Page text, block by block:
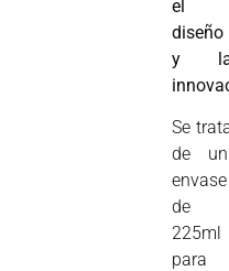
el
diseño
y
Se
de un
envase
de
225ml
para